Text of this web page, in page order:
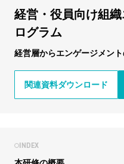
経営・役員向け組
ログラム
経営層からエンゲージメン
関連資料ダウンロード
INDEX